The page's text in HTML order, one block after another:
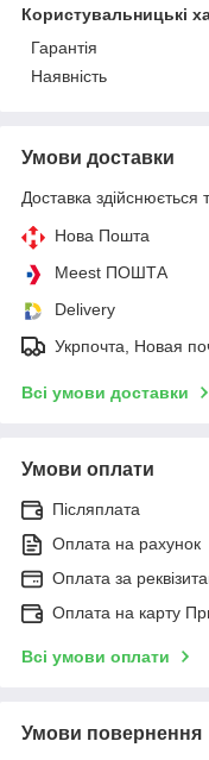
Користувальницькі
Гарантія
Наявність
Умови доставки
Доставка здійснюється
Нова Пошта
Meest ПОШТА
Delivery
Укрпочта, Новая
Всі умови доставки
Умови оплати
Післяплата
Оплата на рахунок
Оплата за
Оплата на карту
Всі умови оплати
Умови повернення